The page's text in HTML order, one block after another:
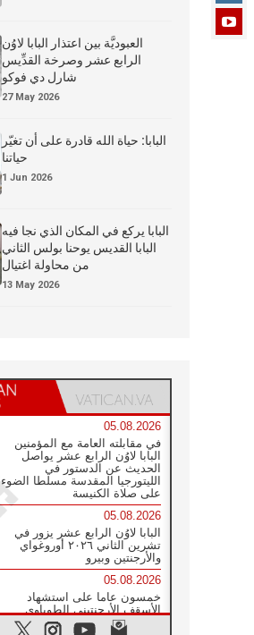
العبوديَّة بين اعتذار البابا لاوُن
الرابع عشر وصرخة القدِّيس
شارل دي فوكو
27 May 2026
البابا: حياة الله قادرة على أن تغيّر
حياتنا
1 Jun 2026
البابا يركع في المكان الذي نجا فيه
البابا القديس يوحنا بولس الثاني
من محاولة اغتيال
13 May 2026
05.08.2026
في مقابلته العامة مع المؤمنين
البابا لاوُن الرابع عشر يواصل
الحديث عن الدستور في
الليتورجيا المقدسة مسلطا الضوء
على صلاة الكنيسة
05.08.2026
البابا لاوُن الرابع عشر يزور في
تشرين الثاني ٢٠٢٦ أوروغواي
والأرجنتين وبيرو
05.08.2026
خمسون عاما على استشهاد
الأسقف الأرجنتيني الطوباوي
إنريكي أنجيليلي